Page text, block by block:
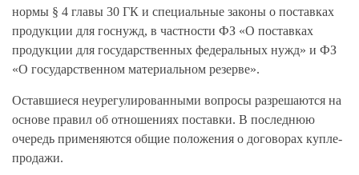
нормы § 4 главы 30 ГК и специальные законы о поставках
продукции для госнужд, в частности ФЗ «О поставках
продукции для государственных федеральных нужд» и ФЗ
«О государственном материальном резерве».
Оставшиеся неурегулированными вопросы разрешаются на
основе правил об отношениях поставки. В последнюю
очередь применяются общие положения о договорах купле-
продажи.